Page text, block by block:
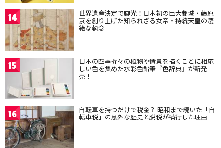
14 世界遺産決定で脚光！日本初の巨大都城・藤原
京を創り上げた知られざる女帝・持統天皇の凄
絶な執念
15 日本の四季折々の植物や情景を描くことに相応
しい色を集めた水彩色鉛筆『色辞典』が新発
売！
16 自転車を持つだけで税金？ 昭和まで続いた「自
転車税」の意外な歴史と脱税が横行した理由